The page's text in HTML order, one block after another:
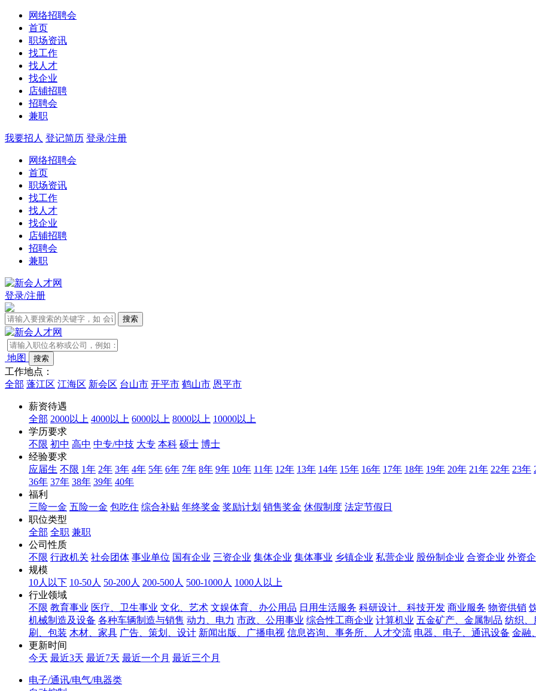
网络招聘会
首页
职场资讯
找工作
找人才
找企业
店铺招聘
招聘会
兼职
我要招人 登记简历 登录/注册
网络招聘会
首页
职场资讯
找工作
找人才
找企业
店铺招聘
招聘会
兼职
登录/注册
地图
工作地点：
全部 蓬江区 江海区 新会区 台山市 开平市 鹤山市 恩平市
薪资待遇
全部 2000以上 4000以上 6000以上 8000以上 10000以上
学历要求
不限 初中 高中 中专/中技 大专 本科 硕士 博士
经验要求
应届生 不限 1年 2年 3年 4年 5年 6年 7年 8年 9年 10年 11年 12年 13年 14年 15年 16年 17年 18年 19年 20年 21年 22年 23年
36年 37年 38年 39年 40年
福利
三险一金 五险一金 包吃住 综合补贴 年终奖金 奖励计划 销售奖金 休假制度 法定节假日
职位类型
全部 全职 兼职
公司性质
不限 行政机关 社会团体 事业单位 国有企业 三资企业 集体企业 集体事业 乡镇企业 私营企业 股份制企业 合资企业 外资
规模
10人以下 10-50人 50-200人 200-500人 500-1000人 1000人以上
行业领域
不限 教育事业 医疗、卫生事业 文化、艺术 文娱体育、办公用品 日用生活服务 科研设计、科技开发 商业服务 物资供销
机械制造及设备 各种车辆制造与销售 动力、电力 市政、公用事业 综合性工商企业 计算机业 五金矿产、金属制品 纺织、
刷、包装 木材、家具 广告、策划、设计 新闻出版、广播电视 信息咨询、事务所、人才交流 电器、电子、通讯设备 金融
更新时间
今天 最近3天 最近7天 最近一个月 最近三个月
电子/通讯/电气/电器类